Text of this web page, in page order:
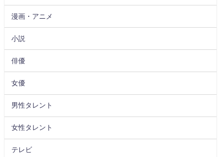
漫画・アニメ
小説
俳優
女優
男性タレント
女性タレント
テレビ